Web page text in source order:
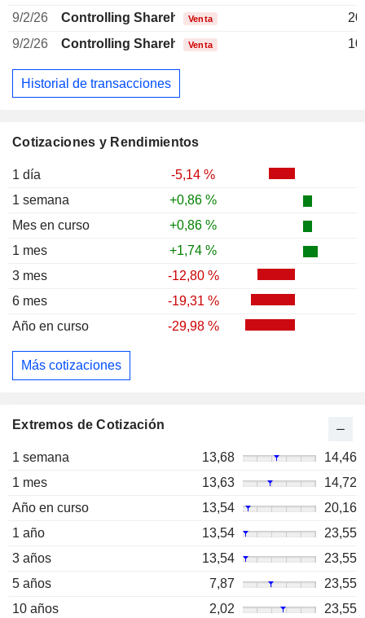
Cotizaciones y Rendimientos
1 día
-5,14 %
1 semana
+0,86 %
Mes en curso
+0,86 %
1 mes
+1,74 %
3 mes
-12,80 %
6 mes
-19,31 %
Año en curso
-29,98 %
Más cotizaciones
Extremos de Cotización
1 semana 13,68
14,46
1 mes
13,63
14,72
Año en curso
13,54
20,16
1 año
13,54
23,55
3 años
13,54
23,55
5 años
7,87
23,55
10 años
2,02 23,55
9/2/26
Controlling Shareholder Brazilian
Venta
9/2/26
Controlling Shareholder Brazilian
Venta
Historial de transacciones